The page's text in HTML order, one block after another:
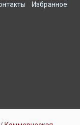
Избранное